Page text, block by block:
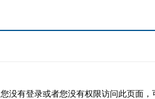
您没有登录或者您没有权限访问此页面